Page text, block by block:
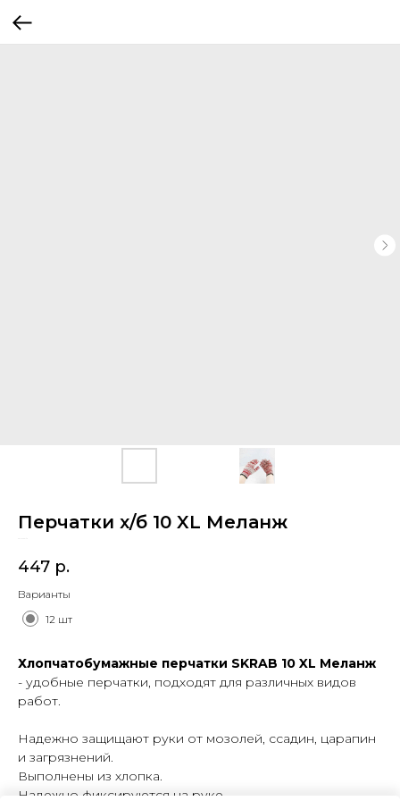
Перчатки х/б 10 XL Меланж
447 р.
Варианты
12 шт
Хлопчатобумажные перчатки SKRAB 10 XL Меланж
- удобные перчатки, подходят для различных видов
работ.
Надежно защищают руки от мозолей, ссадин, царапин
и загрязнений.
Выполнены из хлопка.
Надежно фиксируются на руке.